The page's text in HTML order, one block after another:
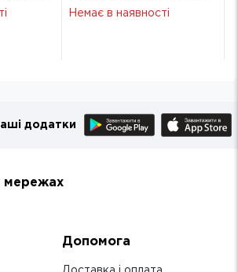
02-10
Немає в наявності
додатки
мережах
Допомога